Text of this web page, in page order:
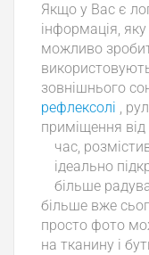
Якщо у Вас є
інформація,
можливо
зовнішнього
рефлексолі ,
приміщення
час,
ідеально
більше
більше вже
просто фото
на тканину і